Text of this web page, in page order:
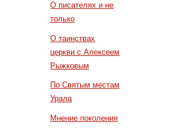
О писателях и не
только
О таинствах
церкви с Алексеем
Рыжковым
По Святым местам
Урала
Мнение поколения